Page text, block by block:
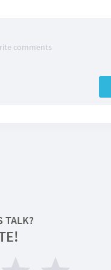
comments
TALK?